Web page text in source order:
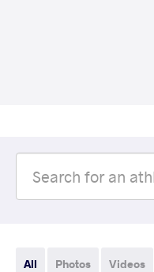
All Photos Videos